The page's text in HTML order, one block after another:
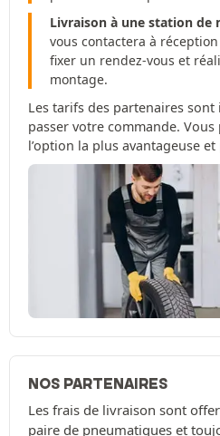
Livraison à une station de
vous contactera à
fixer un rendez-vous et
montage.
Les tarifs des partenaires
passer votre commande.
l’option la plus avantageuse
NOS PARTENAIRES
Les frais de livraison sont
paire de pneumatiques et